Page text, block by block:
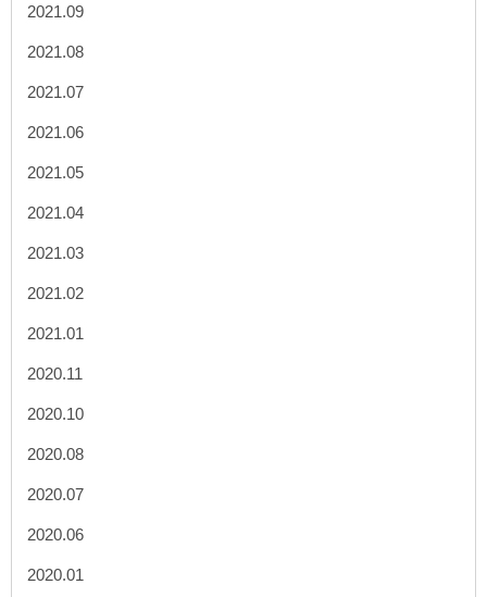
2021.09
2021.08
2021.07
2021.06
2021.05
2021.04
2021.03
2021.02
2021.01
2020.11
2020.10
2020.08
2020.07
2020.06
2020.01